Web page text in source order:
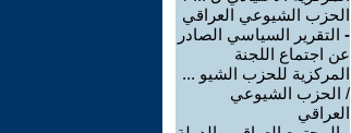
الحزب الشيوعي العراقي
- التقرير السياسي الصادر
عن اجتماع اللجنة
المركزية للحزب الشيو ...
/ الحزب الشيوعي
العراقي